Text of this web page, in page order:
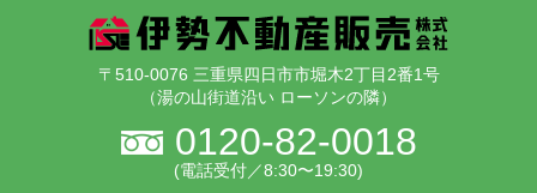
〒510-0076 三重県四日市市堀木2丁目2番1号
（湯の山街道沿い ローソンの隣）
0120-82-0018
(電話受付／8:30〜19:30)